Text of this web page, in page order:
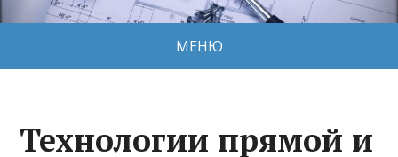
МЕНЮ
Технологии прямой и